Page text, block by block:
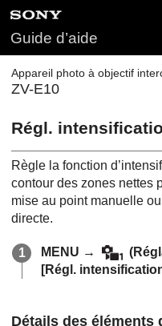
Guide d’aide
Appareil photo à objectif
ZV-E10
Régl.
Règle la fonction
contour des zones nettes
mise au point manuelle
directe.
MENU → (
[Régl.
Détails des éléments